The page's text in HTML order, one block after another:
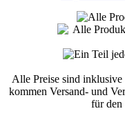
Alle Preise sind
kommen Versand- und
für den